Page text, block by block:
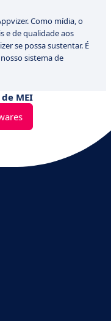
Como mídia, o
e de qualidade aos
se possa sustentar. É
sistema de
MEI